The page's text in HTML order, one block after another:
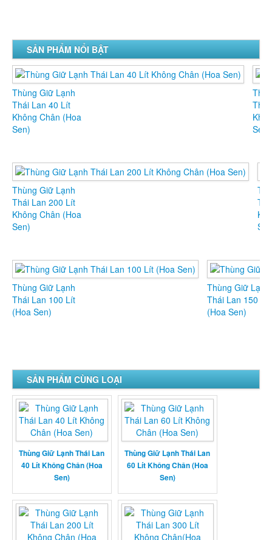
SẢN PHẨM NỔI BẬT
Thùng Giữ Lạnh
Thái Lan 40 Lít
Không Chân (Hoa
Sen)
Thái
Sen)
Thùng Giữ Lạnh
Thái Lan 200 Lít
Không Chân (Hoa
Sen)
Thùng Giữ Lạnh
Thái Lan 100 Lít
(Hoa Sen)
Thùng Giữ Lạnh
Thái Lan 150 Lít
(Hoa Sen)
SẢN PHẨM CÙNG LOẠI
Thùng Giữ Lạnh Thái Lan
40 Lít Không Chân (Hoa
Sen)
Thùng Giữ Lạnh Thái Lan
60 Lít Không Chân (Hoa
Sen)